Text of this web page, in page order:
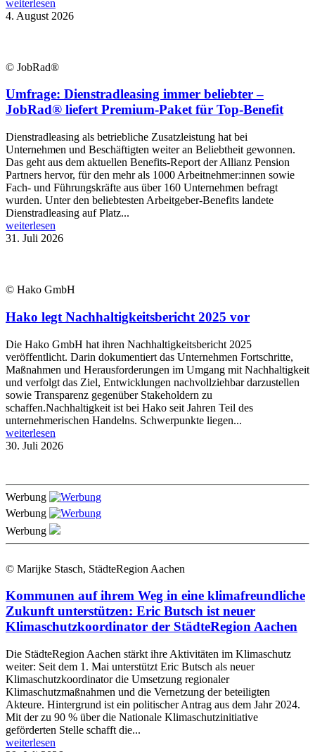
weiterlesen
4. August 2026
© JobRad®
Umfrage: Dienstradleasing immer beliebter –
JobRad® liefert Premium-Paket für Top-Benefit
Dienstradleasing als betriebliche Zusatzleistung hat bei
Unternehmen und Beschäftigten weiter an Beliebtheit gewonnen.
Das geht aus dem aktuellen Benefits-Report der Allianz Pension
Partners hervor, für den mehr als 1000 Arbeitnehmer:innen sowie
Fach- und Führungskräfte aus über 160 Unternehmen befragt
wurden. Unter den beliebtesten Arbeitgeber-Benefits landete
Dienstradleasing auf Platz...
weiterlesen
31. Juli 2026
© Hako GmbH
Hako legt Nachhaltigkeitsbericht 2025 vor
Die Hako GmbH hat ihren Nachhaltigkeitsbericht 2025
veröffentlicht. Darin dokumentiert das Unternehmen Fortschritte,
Maßnahmen und Herausforderungen im Umgang mit Nachhaltigkeit
und verfolgt das Ziel, Entwicklungen nachvollziehbar darzustellen
sowie Transparenz gegenüber Stakeholdern zu
schaffen.Nachhaltigkeit ist bei Hako seit Jahren Teil des
unternehmerischen Handelns. Schwerpunkte liegen...
weiterlesen
30. Juli 2026
Werbung
Werbung
Werbung
© Marijke Stasch, StädteRegion Aachen
Kommunen auf ihrem Weg in eine klimafreundliche
Zukunft unterstützen: Eric Butsch ist neuer
Klimaschutzkoordinator der StädteRegion Aachen
Die StädteRegion Aachen stärkt ihre Aktivitäten im Klimaschutz
weiter: Seit dem 1. Mai unterstützt Eric Butsch als neuer
Klimaschutzkoordinator die Umsetzung regionaler
Klimaschutzmaßnahmen und die Vernetzung der beteiligten
Akteure. Hintergrund ist ein politischer Antrag aus dem Jahr 2024.
Mit der zu 90 % über die Nationale Klimaschutzinitiative
geförderten Stelle schafft die...
weiterlesen